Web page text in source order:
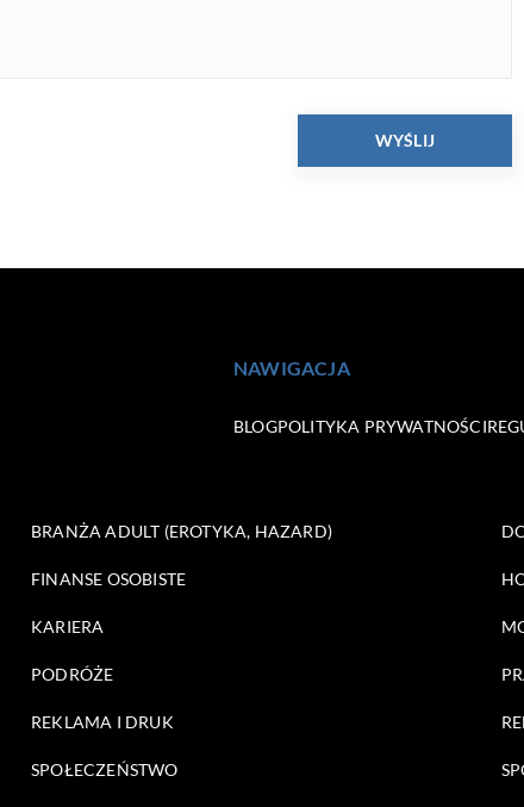
NAWIGACJA
BLOGPOLITYKA PRYWATNOŚCI
BRANŻA ADULT (EROTYKA, HAZARD)
FINANSE OSOBISTE
KARIERA
PODRÓŻE
REKLAMA I DRUK
SPOŁECZEŃSTWO